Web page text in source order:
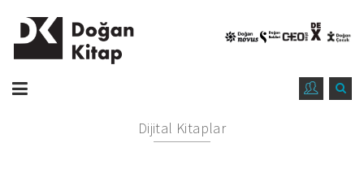
Dijital Kitaplar